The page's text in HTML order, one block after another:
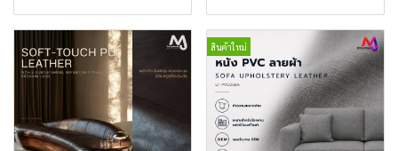
สินค้าใหม่